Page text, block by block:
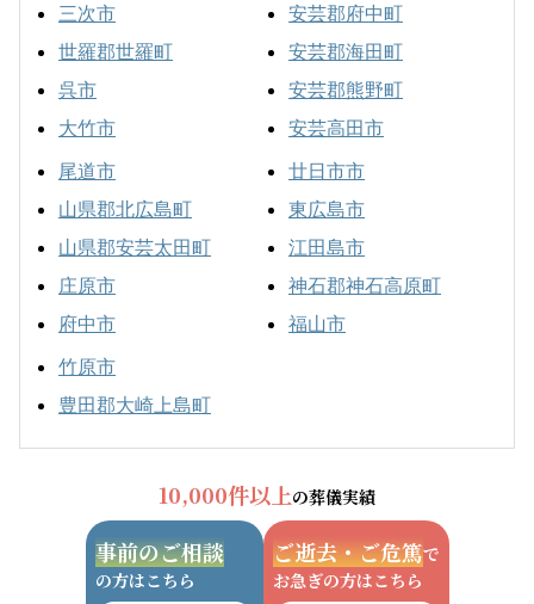
三次市
世羅郡世羅町
呉市
大竹市
安芸郡府中町
安芸郡海田町
安芸郡熊野町
安芸高田市
尾道市
山県郡北広島町
山県郡安芸太田町
庄原市
府中市
廿日市市
東広島市
江田島市
神石郡神石高原町
福山市
竹原市
豊田郡大崎上島町
10,000件以上の葬儀実績
事前のご相談
の方はこちら
ご逝去・ご危篤で
お急ぎの方はこちら